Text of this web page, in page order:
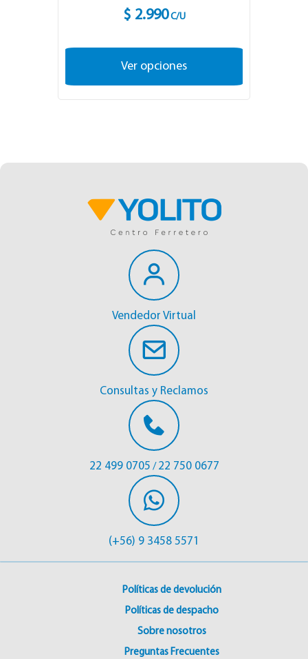
$ 2.990 C/U
Ver opciones
Vendedor Virtual
Consultas y Reclamos
22 499 0705 / 22 750 0677
(+56) 9 3458 5571
Políticas de devolución
Políticas de despacho
Sobre nosotros
Preguntas Frecuentes